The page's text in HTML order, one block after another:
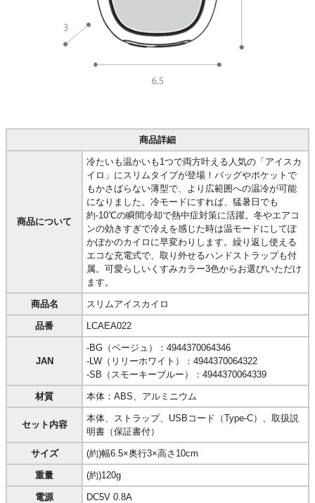
商品詳細
商品について
冷たいも温かいも1つで両方叶える人気の「アイスカ
イロ」にスリムタイプが登場！バッグやポケットで
もかさばらない薄型で、より広範囲への温冷が可能
になりました。冷モードにすれば、猛暑日でも
約-10℃の瞬間冷却で熱中症対策に活躍。冬やエアコ
ンの効きすぎで冷えを感じた時は温モードにしてぽ
かぽかのカイロに早変わりします。繰り返し使える
エコな充電式で、取り外せるハンドストラップも付
属。可愛らしいくすみカラー3色からお選びいただけ
ます。
商品名 スリムアイスカイロ
品番 LCAEA022
JAN
-BG（ベージュ）：4944370064346
-LW（リリーホワイト）：4944370064322
-SB（スモーキーブルー）：4944370064339
材質 本体：ABS、アルミニウム
セット内容
本体、ストラップ、USBコード（Type-C）、取扱説
明書（保証書付）
サイズ (約)幅6.5×奥行3×高さ10cm
重量 (約)120g
電源 DC5V 0.8A